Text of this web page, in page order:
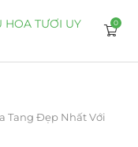
0
Tang Đẹp Nhất Với